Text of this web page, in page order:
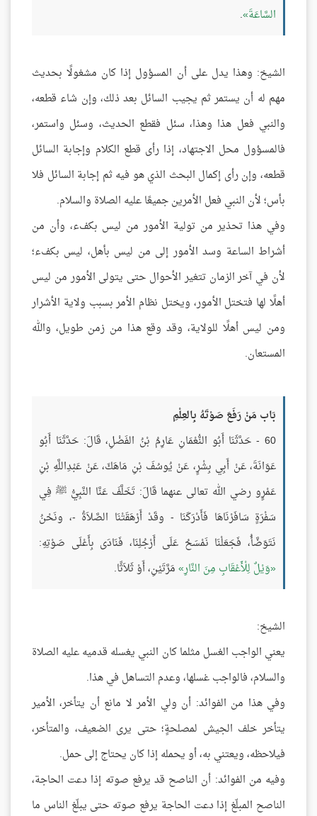
السَّاعَةَ .
الشيخ: وهذا يدل على أن المسؤول إذا كان مشغولًا بحديث
مهم له أن يستمر ثم يجيب السائل بعد ذلك، وإن شاء قطعه،
والنبي فعل هذا وهذا، سئل فقطع الحديث، وسئل واستمر،
فالمسؤول محل الاجتهاد، إذا رأى قطع الكلام وإجابة السائل
قطعه، وإن رأى إكمال البحث الذي هو فيه ثم إجابة السائل فلا
بأس؛ لأن النبي فعل الأمرين جميعًا عليه الصلاة والسلام.
وفي هذا تحذير من تولية الأمور من ليس بكفء، وأن من
أشراط الساعة وسد الأمور إلى من ليس بأهل، ليس بكفء؛
لأن في آخر الزمان تتغير الأحوال حتى يتولى الأمور من ليس
أهلًا لها فتختل الأمور، ويختل نظام الأمر بسبب ولاية الأشرار
ومن ليس أهلًا للولاية، وقد وقع هذا من زمن طويل، والله
المستعان.
بَاب مَنْ رَفَعَ صَوْتَهُ بِالعِلْمِ
60 - حَدَّثَنَا أَبُو النُّعْمَانِ عَارِمُ بْنُ الفَضْلِ، قَالَ: حَدَّثَنَا أَبُو
عَوَانَةَ، عَنْ أَبِي بِشْرٍ، عَنْ يُوسُفَ بْنِ مَاهَكَ، عَنْ عَبْدِاللَّهِ بْنِ
عَمْرٍو رضي الله تعالى عنهما قَالَ: تَخَلَّفَ عَنَّا النَّبِيُّ ﷺ فِي
سَفْرَةٍ سَافَرْنَاهَا فَأَدْرَكَنَا - وقَدْ أَرْهَقَتْنَا الصَّلاَةُ -، ونَحْنُ
نَتَوَضَّأُ، فَجَعَلْنَا نَمْسَحُ عَلَى أَرْجُلِنَا، فَنَادَى بِأَعْلَى صَوْتِهِ:
وَيْلٌ لِلْأَعْقَابِ مِنَ النَّارِ مَرَّتَيْنِ، أَوْ ثَلاَثًا.
الشيخ:
يعني الواجب الغسل مثلما كان النبي يغسله قدميه عليه الصلاة
والسلام، فالواجب غسلها، وعدم التساهل في هذا.
وفي هذا من الفوائد: أن ولي الأمر لا مانع أن يتأخر، الأمير
يتأخر خلف الجيش لمصلحةٍ؛ حتى يرى الضعيف، والمتأخر،
فيلاحظه، ويعتني به، أو يحمله إذا كان يحتاج إلى حمل.
وفيه من الفوائد: أن الناصح قد يرفع صوته إذا دعت الحاجة،
الناصح المبلّغ إذا دعت الحاجة يرفع صوته حتى يبلّغ الناس ما